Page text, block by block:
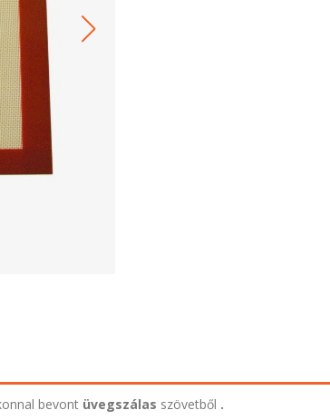
bevont üvegszálas szövetből .